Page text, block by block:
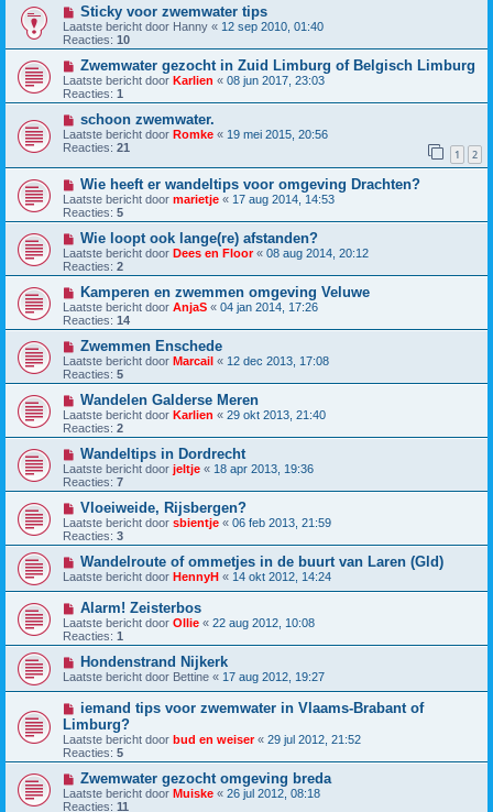
Sticky voor zwemwater tips
Laatste bericht door Hanny « 12 sep 2010, 01:40
Reacties: 10
Zwemwater gezocht in Zuid Limburg of Belgisch Limburg
Laatste bericht door Karlien « 08 jun 2017, 23:03
Reacties: 1
schoon zwemwater.
Laatste bericht door Romke « 19 mei 2015, 20:56
Reacties: 21 1 2
Wie heeft er wandeltips voor omgeving Drachten?
Laatste bericht door marietje « 17 aug 2014, 14:53
Reacties: 5
Wie loopt ook lange(re) afstanden?
Laatste bericht door Dees en Floor« 08 aug 2014, 20:12
Reacties: 2
Kamperen en zwemmen omgeving Veluwe
Laatste bericht door AnjaS « 04 jan 2014, 17:26
Reacties: 14
Zwemmen Enschede
Laatste bericht door Marcail « 12 dec 2013, 17:08
Reacties: 5
Wandelen Galderse Meren
Laatste bericht door Karlien « 29 okt 2013, 21:40
Reacties: 2
Wandeltips in Dordrecht
Laatste bericht door jeltje « 18 apr 2013, 19:36
Reacties: 7
Vloeiweide, Rijsbergen?
Laatste bericht door sbientje « 06 feb 2013, 21:59
Reacties: 3
Wandelroute of ommetjes in de buurt van Laren (Gld)
Laatste bericht door HennyH « 14 okt 2012, 14:24
Alarm! Zeisterbos
Laatste bericht door Ollie « 22 aug 2012, 10:08
Reacties: 1
Hondenstrand Nijkerk
Laatste bericht door Bettine « 17 aug 2012, 19:27
iemand tips voor zwemwater in Vlaams-Brabant of
Limburg?
Laatste bericht door bud en weiser« 29 jul 2012, 21:52
Reacties: 5
Zwemwater gezocht omgeving breda
Laatste bericht door Muiske « 26 jul 2012, 08:18
Reacties: 11